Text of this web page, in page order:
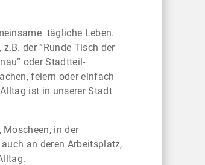
tägliche Leben.
der “Runde Tisch der
oder Stadtteil-
feiern oder einfach
ist in unserer Stadt
in der
an deren Arbeitsplatz,